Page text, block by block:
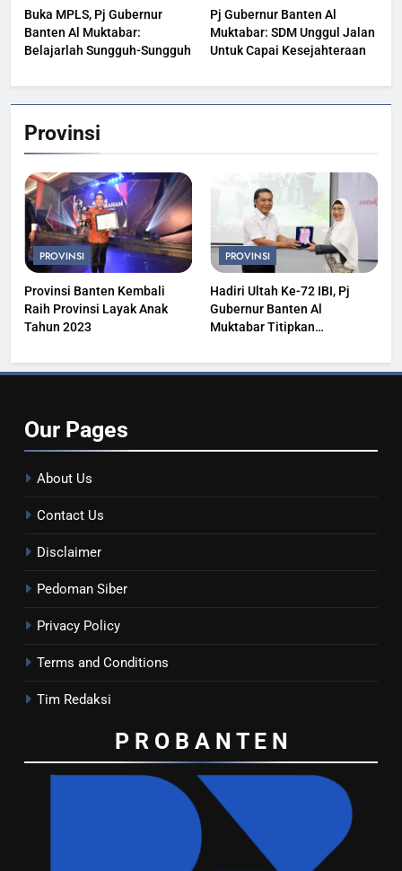
Buka MPLS, Pj Gubernur
Banten Al Muktabar:
Belajarlah Sungguh-Sungguh
Pj Gubernur Banten Al
Muktabar: SDM Unggul Jalan
Untuk Capai Kesejahteraan
Provinsi
PROVINSI
Provinsi Banten Kembali
Raih Provinsi Layak Anak
Tahun 2023
PROVINSI
Hadiri Ultah Ke-72 IBI, Pj
Gubernur Banten Al
Muktabar Titipkan
Our Pages
About Us
Contact Us
Disclaimer
Pedoman Siber
Privacy Policy
Terms and Conditions
Tim Redaksi
P R O B A N T E N